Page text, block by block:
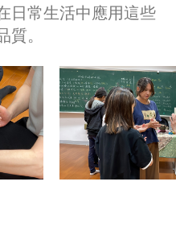
日常生活中應用這些
質。